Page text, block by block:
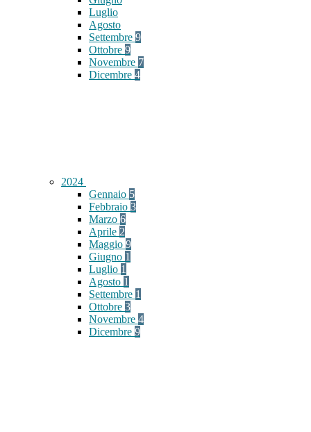
Luglio
Agosto
Settembre 9
Ottobre 9
Novembre 7
Dicembre 4
2024
Gennaio 5
Febbraio 3
Marzo 6
Aprile 2
Maggio 9
Giugno 1
Luglio 1
Agosto 1
Settembre 1
Ottobre 3
Novembre 4
Dicembre 9